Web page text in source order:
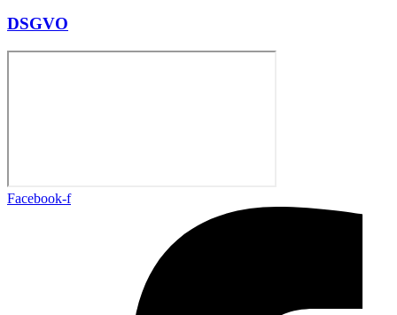
DSGVO
Facebook-f